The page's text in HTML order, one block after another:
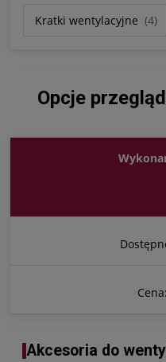
Kratki wentylacyjne (4)
Opcje
Akcesoria do